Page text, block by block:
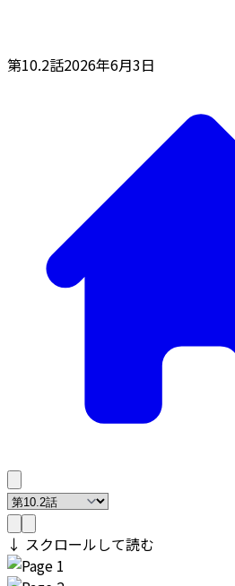
第10.2話2026年6月3日
↓ スクロールして読む